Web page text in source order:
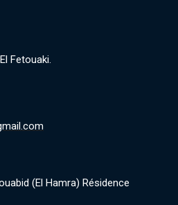
Fetouaki.
(El Hamra) Résidence